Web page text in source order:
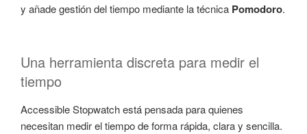
y añade gestión del tiempo mediante la técnica Pomodoro.
Una herramienta discreta para medir el
tiempo
Accessible Stopwatch está pensada para quienes
necesitan medir el tiempo de forma rápida, clara y sencilla.